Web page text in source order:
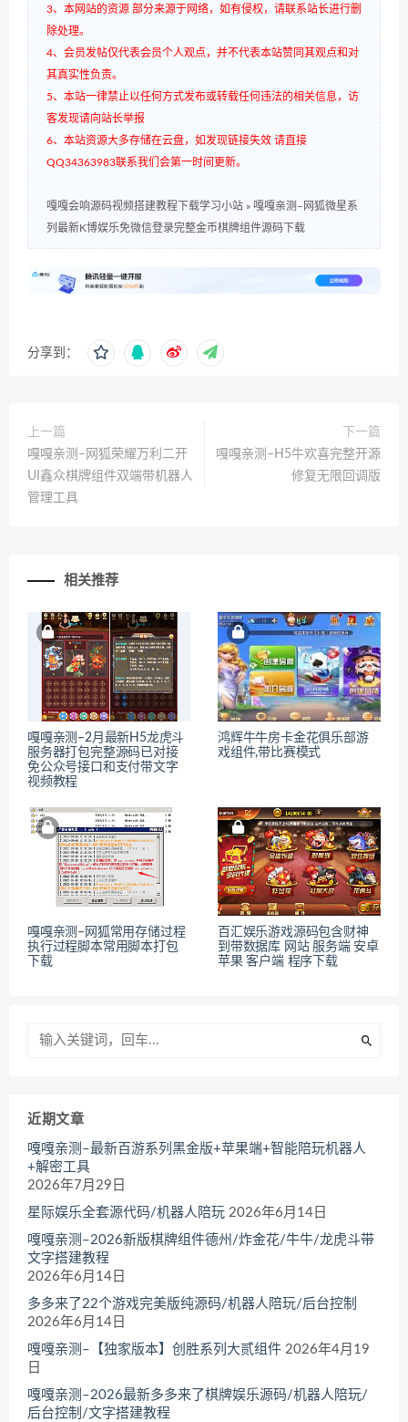
3、本网站的资源 部分来源于网络，如有侵权，请联系站长进行删
除处理。
4、会员发帖仅代表会员个人观点，并不代表本站赞同其观点和对
其真实性负责。
5、本站一律禁止以任何方式发布或转载任何违法的相关信息，访
客发现请向站长举报
6、本站资源大多存储在云盘，如发现链接失效 请直接
QQ34363983联系我们会第一时间更新。
嘎嘎会响源码视频搭建教程下载学习小站 » 嘎嘎亲测–网狐微星系
列最新K博娱乐免微信登录完整金币棋牌组件源码下载
分享到：
上一篇
嘎嘎亲测–网狐荣耀万利二开
UI鑫众棋牌组件双端带机器人
管理工具
下一篇
嘎嘎亲测–H5牛欢喜完整开源
修复无限回调版
相关推荐
嘎嘎亲测–2月最新H5龙虎斗
服务器打包完整源码已对接
免公众号接口和支付带文字
视频教程
鸿辉牛牛房卡金花俱乐部游
戏组件,带比赛模式
嘎嘎亲测–网狐常用存储过程
执行过程脚本常用脚本打包
下载
百汇娱乐游戏源码包含财神
到带数据库 网站 服务端 安卓
苹果 客户端 程序下载
近期文章
嘎嘎亲测–最新百游系列黑金版+苹果端+智能陪玩机器人
+解密工具
2026年7月29日
星际娱乐全套源代码/机器人陪玩 2026年6月14日
嘎嘎亲测–2026新版棋牌组件德州/炸金花/牛牛/龙虎斗带
文字搭建教程
2026年6月14日
多多来了22个游戏完美版纯源码/机器人陪玩/后台控制
2026年6月14日
嘎嘎亲测–【独家版本】创胜系列大贰组件 2026年4月19
日
嘎嘎亲测–2026最新多多来了棋牌娱乐源码/机器人陪玩/
后台控制/文字搭建教程